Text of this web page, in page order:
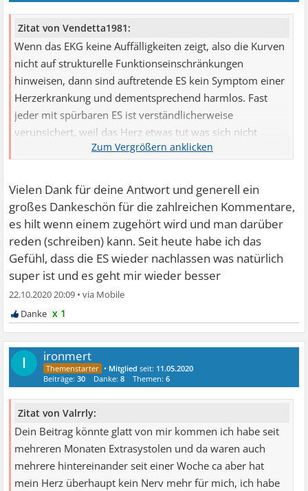
Zitat von Vendetta1981:
Wenn das EKG keine Auffälligkeiten zeigt, also die Kurven
nicht auf strukturelle Funktionseinschränkungen
hinweisen, dann sind auftretende ES kein Symptom einer
Herzerkrankung und dementsprechend harmlos. Fast
jeder mit spürbaren ES ist verständlicherweise
verunsichert, weil das Herz etwas tut was sich nicht
angenehm anfühlt. Da kollidiert die Aussage des Arztes,
Empfindungen. Ungeachtet dessen hat er aber recht.
Organisch bist du gesund und brauchst keine Angst
haben, auch wenn die ES unangenehm sind.
Vielen Dank für deine Antwort und generell ein
großes Dankeschön für die zahlreichen Kommentare,
es hilt wenn einem zugehört wird und man darüber
reden (schreiben) kann. Seit heute habe ich das
Gefühl, dass die ES wieder nachlassen was natürlich
super ist und es geht mir wieder besser
22.10.2020 20:09 •
x 1
I ironmert
• Mitglied seit: 11.05.2020
Beiträge:30 Danke:8 Themen:6
Zitat von Valrrly:
Dein Beitrag könnte glatt von mir kommen ich habe seit
mehreren Monaten Extrasystolen und da waren auch
mehrere hintereinander seit einer Woche ca aber hat
mein Herz überhaupt kein Nerv mehr für mich, ich habe